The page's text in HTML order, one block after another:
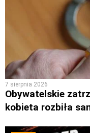
7 sierpnia 2026
Obywatelskie
kobieta rozbiła